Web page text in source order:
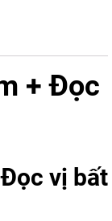
+ Đọc
vị bất